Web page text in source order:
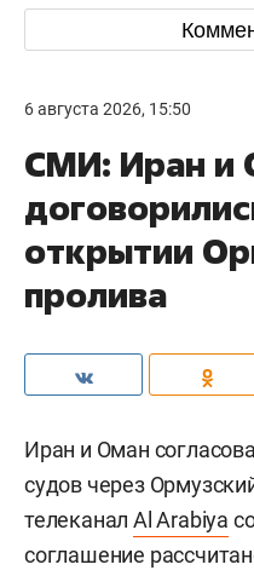
6 августа 2026, 15:50
СМИ: Иран и
открытии
пролива
Иран и Оман
судов через
телеканалAl Arabiya
соглашение